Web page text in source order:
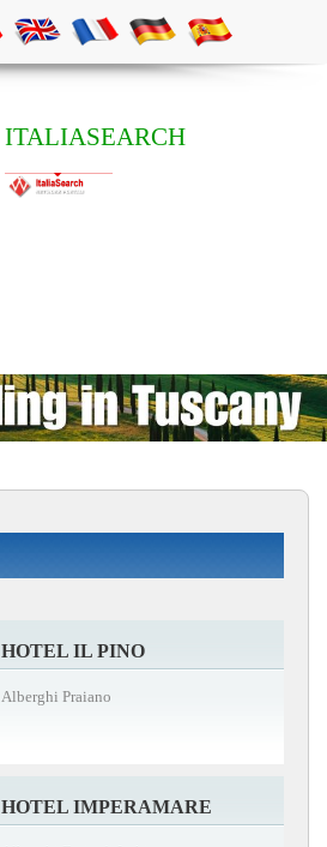
ITALIASEARCH
HOTEL IL PINO
Alberghi Praiano
HOTEL IMPERAMARE